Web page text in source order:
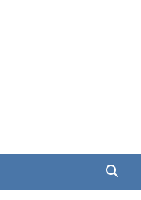
война
в Новороссии, ДНР,